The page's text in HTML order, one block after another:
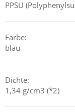
PPSU
Farbe:
blau
Dichte:
1,34 g/cm3 (*2)